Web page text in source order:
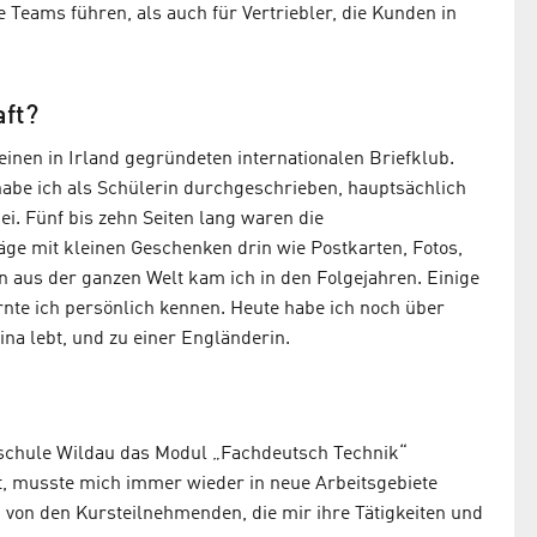
führen, als auch für Vertriebler, die Kunden in
in Irland gegründeten internationalen Briefklub.
ich als Schülerin durchgeschrieben, hauptsächlich
Fünf bis zehn Seiten lang waren die
mit kleinen Geschenken drin wie Postkarten, Fotos,
der ganzen Welt kam ich in den Folgejahren. Einige
ich persönlich kennen. Heute habe ich noch über
lebt, und zu einer Engländerin.
Wildau das Modul „Fachdeutsch Technik“
musste mich immer wieder in neue Arbeitsgebiete
den Kursteilnehmenden, die mir ihre Tätigkeiten und